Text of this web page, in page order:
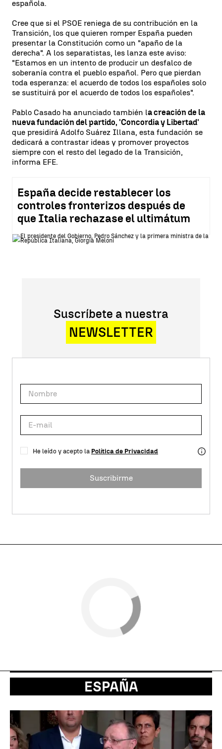
española.
Cree que si el PSOE reniega de su contribución en la
Transición, los que quieren romper España pueden
presentar la Constitución como un "apaño de la
derecha". A los separatistas, les lanza este aviso:
"Estamos en un intento de producir un desfalco de
soberanía contra el pueblo español. Pero que pierdan
toda esperanza: el acuerdo de todos los españoles solo
se sustituirá por el acuerdo de todos los españoles".
Pablo Casado ha anunciado también la creación de la
nueva fundación del partido, 'Concordia y Libertad'
que presidirá Adolfo Suárez Illana, esta fundación se
dedicará a contrastar ideas y promover proyectos
siempre con el resto del legado de la Transición,
informa EFE.
España decide restablecer los
controles fronterizos después de
que Italia rechazase el ultimátum
Suscríbete a nuestra
NEWSLETTER
He leído y acepto la Política de Privacidad
Suscribirme
ESPAÑA